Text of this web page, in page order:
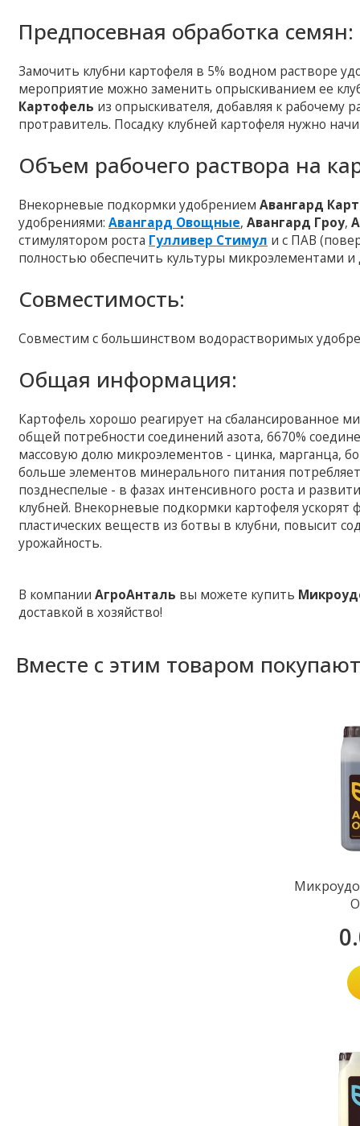
Предпосевная обработка семян:
Замочить клубни картофеля в 5% водном растворе
мероприятие можно заменить опрыскиванием ее
Картофель из опрыскивателя, добавляя к рабочему
протравитель. Посадку клубней картофеля нужно
Объем рабочего раствора на
Внекорневые подкормки удобрениемАвангард
удобрениями:Авангард Овощные,Авангард Гроу,
стимулятором роста Гулливер Стимул и с ПАВ
полностью обеспечить культуры микроэлементами и
Совместимость:
Совместим с большинством водорастворимых
Общая информация:
Картофель хорошо реагирует на сбалансированное
общей потребности соединений азота, 6670%
массовую долю микроэлементов - цинка, марганца,
больше элементов минерального питания
позднеспелые - в фазах интенсивного роста и
клубней. Внекорневые подкормки картофеля
пластических веществ из ботвы в клубни, повысит
урожайность.
В компанииАгроАнталь вы можете купить
доставкой в хозяйство!
Вместе с этим товаром покупают